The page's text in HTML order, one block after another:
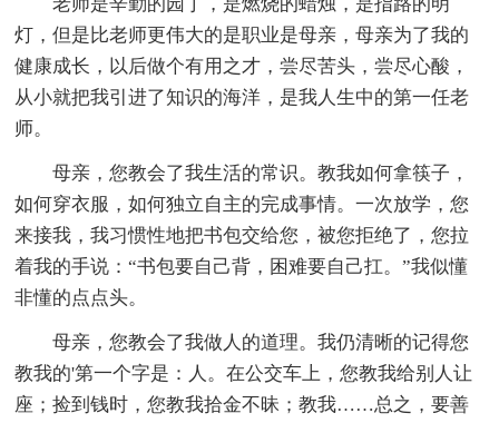
灯，但是比老师更伟大的是职业是母亲，母亲为了我的
健康成长，以后做个有用之才，尝尽苦头，尝尽心酸，
从小就把我引进了知识的海洋，是我人生中的第一任老
师。
母亲，您教会了我生活的常识。教我如何拿筷子，
如何穿衣服，如何独立自主的完成事情。一次放学，您
来接我，我习惯性地把书包交给您，被您拒绝了，您拉
着我的手说：“书包要自己背，困难要自己扛。”我似懂
非懂的点点头。
母亲，您教会了我做人的道理。我仍清晰的记得您
教我的'第一个字是：人。在公交车上，您教我给别人让
座；捡到钱时，您教我拾金不昧；教我……总之，要善